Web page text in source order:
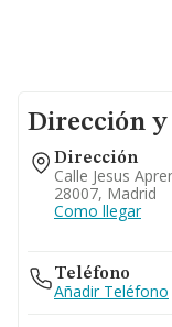
Dirección y
Dirección
Calle Jesus
28007, Madrid
Como llegar
Teléfono
Añadir Teléfono